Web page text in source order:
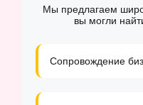
Мы предлагаем
вы могли
Сопровождение